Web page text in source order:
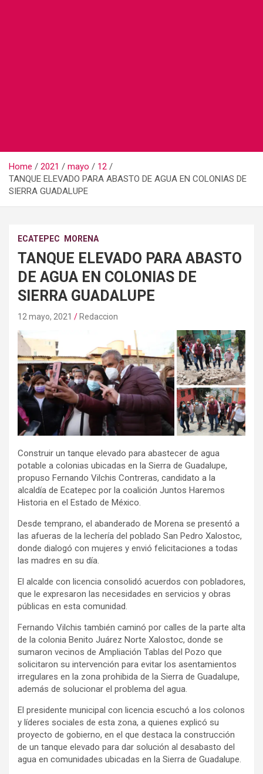
Home 2021 mayo
12
TANQUE ELEVADO PARA ABASTO DE AGUA EN COLONIAS DE
SIERRA GUADALUPE
ECATEPEC MORENA
TANQUE ELEVADO PARA ABASTO
DE AGUA EN COLONIAS DE
SIERRA GUADALUPE
12 mayo, 2021 Redaccion
Construir un tanque elevado para abastecer de agua
potable a colonias ubicadas en la Sierra de Guadalupe,
propuso Fernando Vilchis Contreras, candidato a la
alcaldía de Ecatepec por la coalición Juntos Haremos
Historia en el Estado de México.
Desde temprano, el abanderado de Morena se presentó a
las afueras de la lechería del poblado San Pedro Xalostoc,
donde dialogó con mujeres y envió felicitaciones a todas
las madres en su día.
El alcalde con licencia consolidó acuerdos con pobladores,
que le expresaron las necesidades en servicios y obras
públicas en esta comunidad.
Fernando Vilchis también caminó por calles de la parte alta
de la colonia Benito Juárez Norte Xalostoc, donde se
sumaron vecinos de Ampliación Tablas del Pozo que
solicitaron su intervención para evitar los asentamientos
irregulares en la zona prohibida de la Sierra de Guadalupe,
además de solucionar el problema del agua.
El presidente municipal con licencia escuchó a los colonos
y líderes sociales de esta zona, a quienes explicó su
proyecto de gobierno, en el que destaca la construcción
de un tanque elevado para dar solución al desabasto del
agua en comunidades ubicadas en la Sierra de Guadalupe.